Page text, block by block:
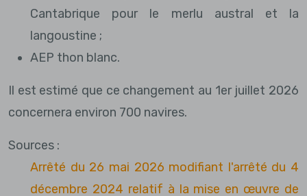
Cantabrique pour le merlu austral et la
langoustine ;
AEP thon blanc.
Il est estimé que ce changement au 1er juillet 2026
concernera environ 700 navires.
Sources :
Arrêté du 26 mai 2026 modifiant l'arrêté du 4
décembre 2024 relatif à la mise en œuvre de